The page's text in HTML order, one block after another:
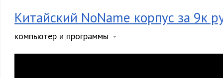
Китайский NoName корпус за 9к
компьютер и программы